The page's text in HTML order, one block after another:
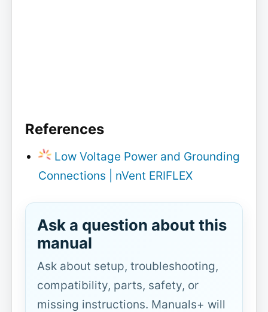
References
Low Voltage Power and Grounding
Connections | nVent ERIFLEX
Ask a question about this
manual
Ask about setup, troubleshooting,
compatibility, parts, safety, or
missing instructions. Manuals+ will